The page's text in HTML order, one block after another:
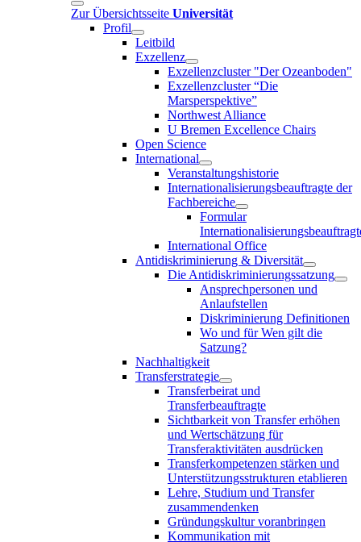
Zur Übersichtsseite Universität
Profil
Leitbild
Exzellenz
Exzellenzcluster "Der Ozeanboden"
Exzellenzcluster “Die
Marsperspektive”
Northwest Alliance
U Bremen Excellence Chairs
Open Science
International
Veranstaltungshistorie
Internationalisierungsbeauftragte der
Fachbereiche
Formular
International Office
Antidiskriminierung & Diversität
Die Antidiskriminierungssatzung
Ansprechpersonen und
Anlaufstellen
Diskriminierung Definitionen
Wo und für Wen gilt die
Satzung?
Nachhaltigkeit
Transferstrategie
Transferbeirat und
Transferbeauftragte
Sichtbarkeit von Transfer erhöhen
und Wertschätzung für
Transferaktivitäten ausdrücken
Transferkompetenzen stärken und
Unterstützungsstrukturen etablieren
Lehre, Studium und Transfer
zusammendenken
Gründungskultur voranbringen
Kommunikation mit